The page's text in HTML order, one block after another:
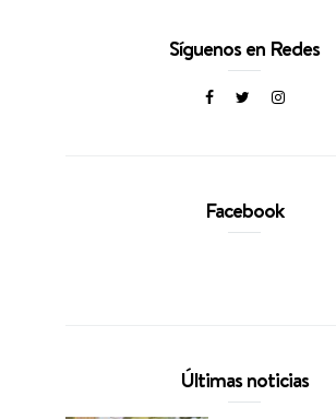
Síguenos en Redes
Facebook
Últimas noticias